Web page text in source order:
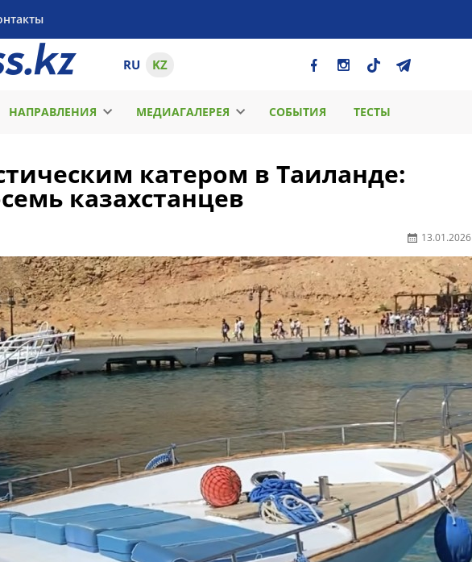
RU KZ
НАПРАВЛЕНИЯ МЕДИАГАЛЕРЕЯ СОБЫТИЯ ТЕСТЫ
катером в Таиланде:
казахстанцев
13.01.2026